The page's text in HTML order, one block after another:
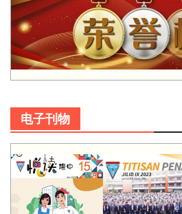
电子刊物